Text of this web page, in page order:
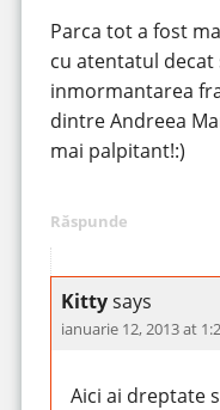
Parca tot a fost
cu atentatul decat
inmormantarea
dintre Andreea
mai palpitant!:)
Răspunde
Kittysays
ianuarie 12, 2013 at
Aici ai dreptate